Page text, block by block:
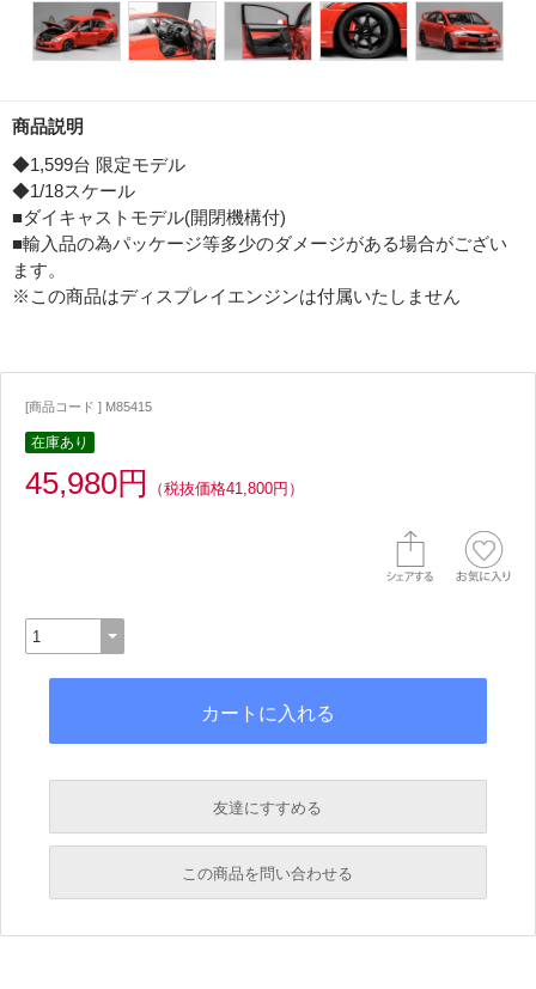
商品説明
◆1,599台 限定モデル
◆1/18スケール
■ダイキャストモデル(開閉機構付)
■輸入品の為パッケージ等多少のダメージがある場合がござい
ます。
※この商品はディスプレイエンジンは付属いたしません
[商品コード ] M85415
在庫あり
45,980円 （税抜価格41,800円）
友達にすすめる
必須
この商品を問い合わせる